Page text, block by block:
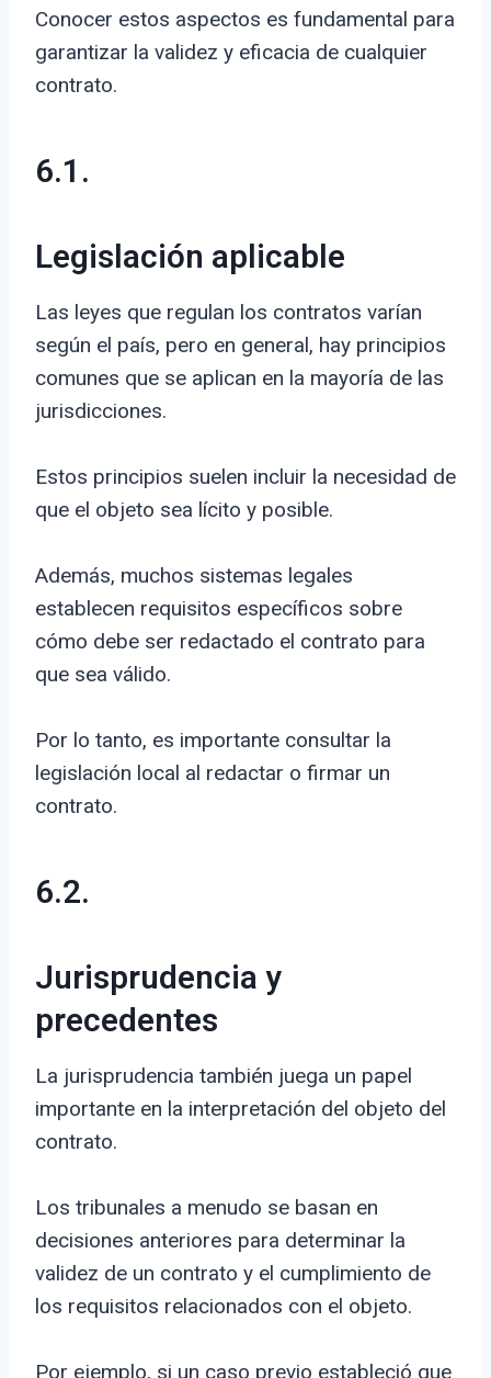
Conocer estos aspectos es fundamental para
garantizar la validez y eficacia de cualquier
contrato.
6.1.
Legislación aplicable
Las leyes que regulan los contratos varían
según el país, pero en general, hay principios
comunes que se aplican en la mayoría de las
jurisdicciones.
Estos principios suelen incluir la necesidad de
que el objeto sea lícito y posible.
Además, muchos sistemas legales
establecen requisitos específicos sobre
cómo debe ser redactado el contrato para
que sea válido.
Por lo tanto, es importante consultar la
legislación local al redactar o firmar un
contrato.
6.2.
Jurisprudencia y
precedentes
La jurisprudencia también juega un papel
importante en la interpretación del objeto del
contrato.
Los tribunales a menudo se basan en
decisiones anteriores para determinar la
validez de un contrato y el cumplimiento de
los requisitos relacionados con el objeto.
Por ejemplo, si un caso previo estableció que